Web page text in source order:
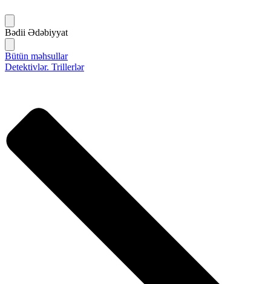
Bədii Ədəbiyyat
Bütün məhsullar
Detektivlər. Trillerlər